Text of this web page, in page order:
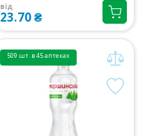
від
23.70 ₴
509 шт. в 45 аптеках